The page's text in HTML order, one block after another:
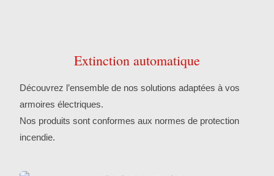
Extinction automatique
Découvrez l’ensemble de nos solutions adaptées à vos
armoires électriques.
Nos produits sont conformes aux normes de protection
incendie.